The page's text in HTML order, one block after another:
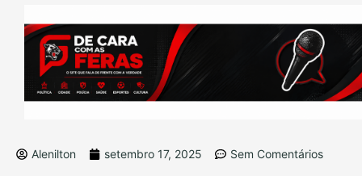
Alenilton setembro 17, 2025 Sem Comentários